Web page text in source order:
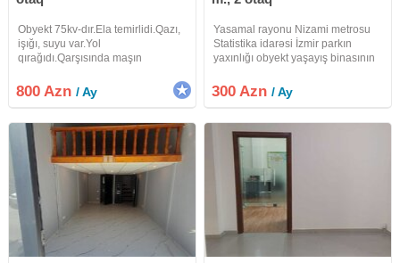
Obyekt 75kv-dır.Ela temirlidi.Qazı,
işığı, suyu var.Yol
qırağıdı.Qarşısında maşın
800 Azn/ Ay
Yasamal rayonu Nizami metrosu
Statistika idarəsi İzmir parkın
yaxınlığı obyekt yaşayış binasının
s. profillərər verilir.qarşısında
parkovka yeri vardır. 40 kv 300 azn
300 Azn/ Ay